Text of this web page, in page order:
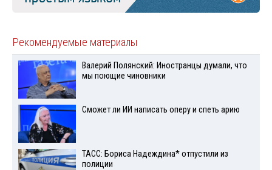
Рекомендуемые материалы
Валерий Полянский: Иностранцы думали, что
мы поющие чиновники
Сможет ли ИИ написать оперу и спеть арию
ТАСС: Бориса Надеждина* отпустили из
полиции